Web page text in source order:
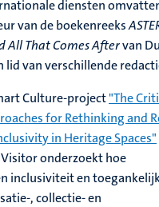
diensten
van de boekenreeks
All That Comes Aftervan
lid van verschillende
Culture-project"The
for Rethinking and
in Heritage Spaces"
onderzoekt hoe
inclusiviteit en
, collectie- en